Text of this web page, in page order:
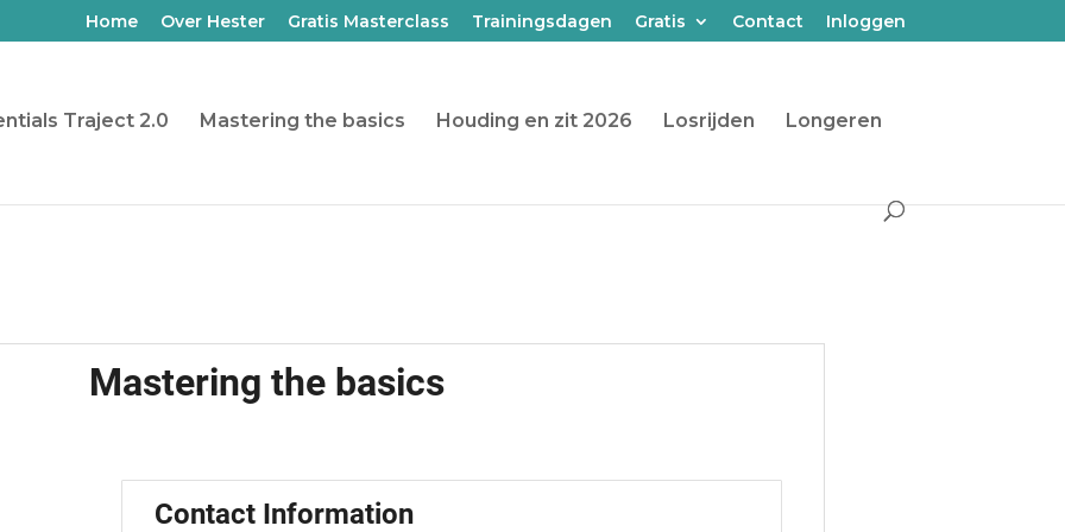
Home Over Hester Gratis Masterclass Trainingsdagen Gratis Contact Inloggen
Traject 2.0 Mastering the basics Houding en zit 2026 Losrijden Longeren
Mastering the basics
Contact Information